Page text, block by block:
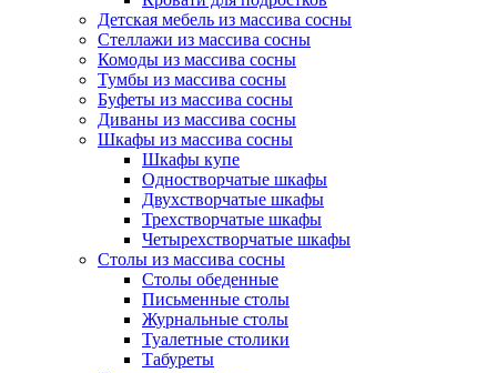
Детская мебель из массива сосны
Стеллажи из массива сосны
Комоды из массива сосны
Тумбы из массива сосны
Буфеты из массива сосны
Диваны из массива сосны
Шкафы из массива сосны
Шкафы купе
Одностворчатые шкафы
Двухстворчатые шкафы
Трехстворчатые шкафы
Четырехстворчатые шкафы
Столы из массива сосны
Столы обеденные
Письменные столы
Журнальные столы
Туалетные столики
Табуреты